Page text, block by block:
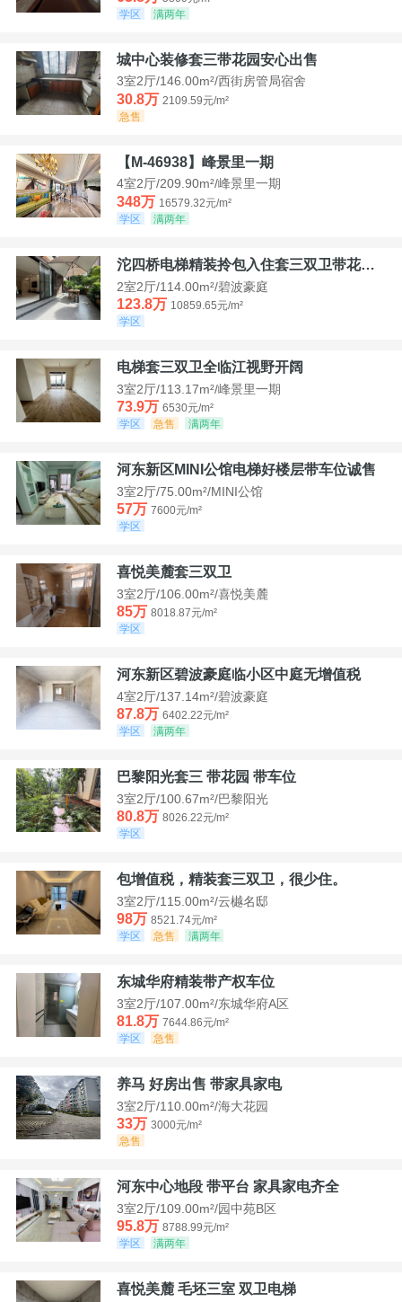
学区
满两年
城中心装修套三带花园安心出售
3室2厅/146.00m²/西街房管局宿舍
30.8万 2109.59元/m²
急售
【M-46938】峰景里一期
4室2厅/209.90m²/峰景里一期
348万 16579.32元/m²
学区
满两年
沱四桥电梯精装拎包入住套三双卫带花园40平米带车位
2室2厅/114.00m²/碧波豪庭
123.8万 10859.65元/m²
学区
电梯套三双卫全临江视野开阔
3室2厅/113.17m²/峰景里一期
73.9万 6530元/m²
学区
急售 满两年
河东新区MINI公馆电梯好楼层带车位诚售
3室2厅/75.00m²/MINI公馆
57万 7600元/m²
学区
喜悦美麓套三双卫
3室2厅/106.00m²/喜悦美麓
85万 8018.87元/m²
学区
河东新区碧波豪庭临小区中庭无增值税
4室2厅/137.14m²/碧波豪庭
87.8万 6402.22元/m²
学区
满两年
巴黎阳光套三 带花园 带车位
3室2厅/100.67m²/巴黎阳光
80.8万 8026.22元/m²
学区
包增值税，精装套三双卫，很少住。
3室2厅/115.00m²/云樾名邸
98万 8521.74元/m²
学区
急售 满两年
东城华府精装带产权车位
3室2厅/107.00m²/东城华府A区
81.8万 7644.86元/m²
学区
急售
养马 好房出售 带家具家电
3室2厅/110.00m²/海大花园
33万 3000元/m²
急售
河东中心地段 带平台 家具家电齐全
3室2厅/109.00m²/园中苑B区
95.8万 8788.99元/m²
学区
满两年
喜悦美麓 毛坯三室 双卫电梯